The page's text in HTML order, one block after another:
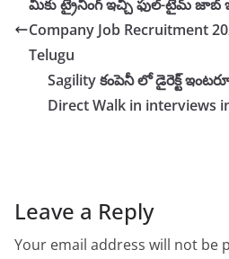
మీకు ట్రైనింగ్ ఇచ్చి ఫుల్-టైమ్ జాబ్
Company Job Recruitment
Telugu
Sagility కంపెనీ లో డైరెక్ట్
Direct Walk in interviews
Leave a Reply
Your email address will not be